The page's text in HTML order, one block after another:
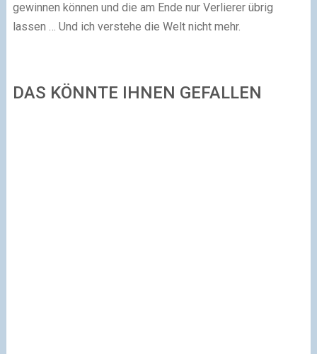
gewinnen können und die am Ende nur Verlierer übrig
lassen … Und ich verstehe die Welt nicht mehr.
DAS KÖNNTE IHNEN GEFALLEN